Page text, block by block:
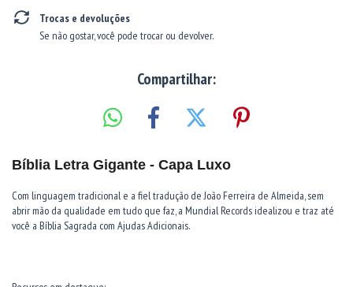
Trocas e devoluções
Se não gostar, você pode trocar ou devolver.
Compartilhar:
Bíblia Letra Gigante - Capa Luxo
Com linguagem tradicional e a fiel tradução de João Ferreira de Almeida, sem
abrir mão da qualidade em tudo que faz, a Mundial Records idealizou e traz até
você a Bíblia Sagrada com Ajudas Adicionais.